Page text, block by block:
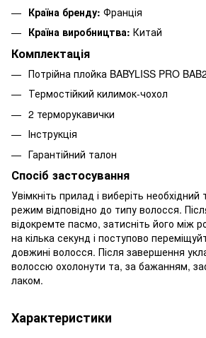
Країна бренду: Франція
Країна виробництва: Китай
Комплектація
Потрійна плойка BABYLISS PRO
Термостійкий килимок-чохол
2 терморукавички
Інструкція
Гарантійний талон
Спосіб застосування
Увімкніть прилад і виберіть
режим відповідно до типу волосся.
відокремте пасмо, затисніть його між
на кілька секунд і поступово
довжині волосся. Після завершення
волоссю охолонути та, за бажанням,
лаком.
Характеристики